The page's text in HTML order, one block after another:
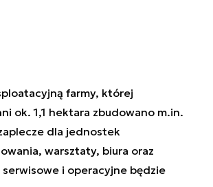
farmy, której
ok. 1,1 hektara zbudowano m.in.
dla jednostek
warsztaty, biura oraz
i operacyjne będzie